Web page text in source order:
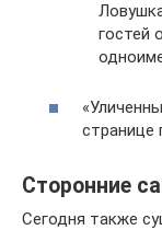
гостей
странице
Сторонние
Сегодня также